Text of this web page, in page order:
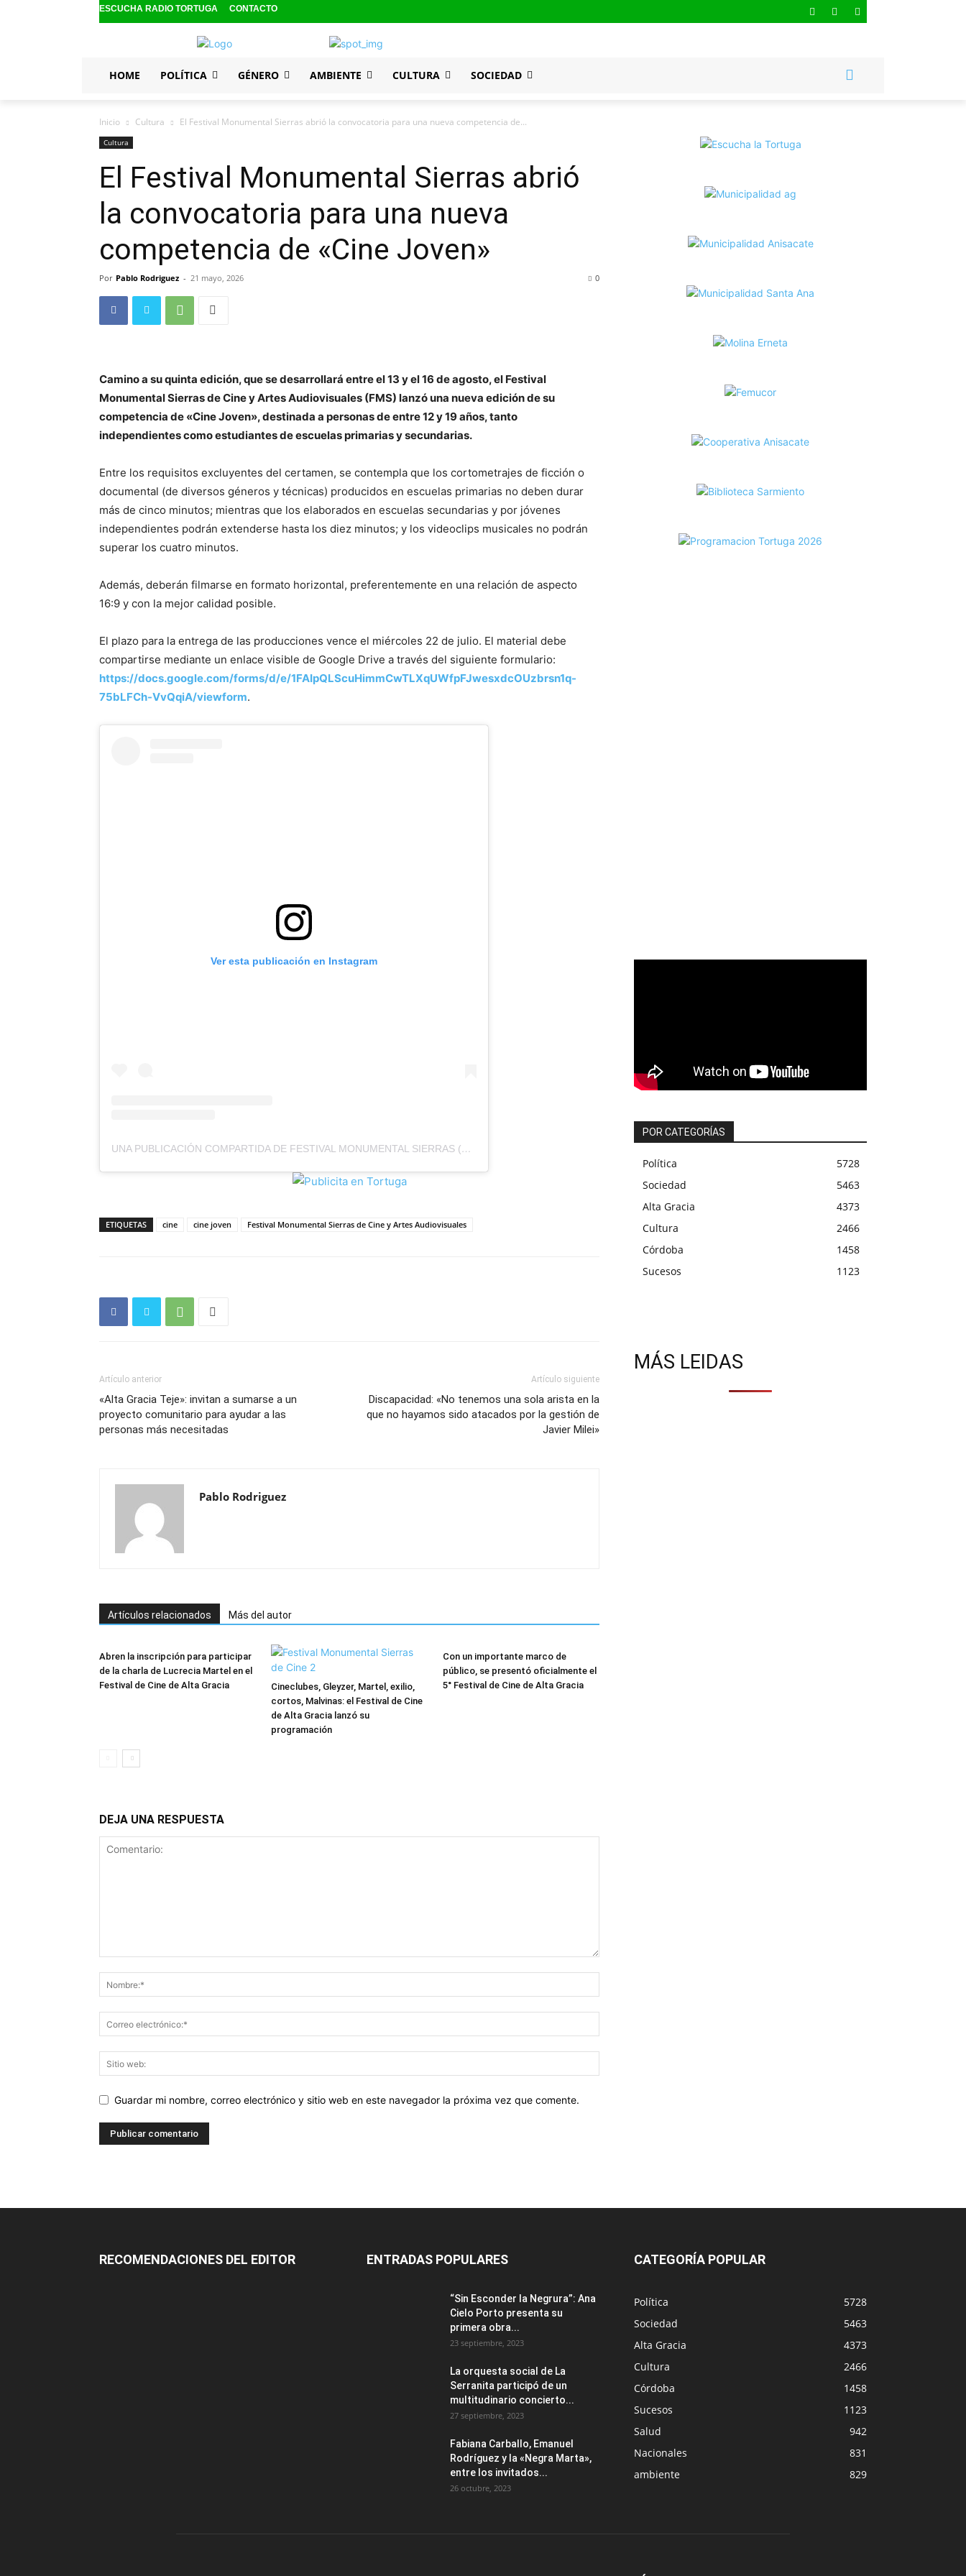
ESCUCHA RADIO TORTUGA CONTACTO
HOME POLÍTICA GÉNERO AMBIENTE CULTURA SOCIEDAD
Inicio Cultura El Festival Monumental Sierras abrió la convocatoria para una nueva competencia de...
Cultura
El Festival Monumental Sierras abrió
la convocatoria para una nueva
competencia de «Cine Joven»
Por Pablo Rodriguez - 21 mayo, 2026 0
Camino a su quinta edición, que se desarrollará entre el 13 y el 16 de agosto, el Festival
Monumental Sierras de Cine y Artes Audiovisuales (FMS) lanzó una nueva edición de su
competencia de «Cine Joven», destinada a personas de entre 12 y 19 años, tanto
independientes como estudiantes de escuelas primarias y secundarias.
Entre los requisitos excluyentes del certamen, se contempla que los cortometrajes de ficción o
documental (de diversos géneros y técnicas) producidos en escuelas primarias no deben durar
más de cinco minutos; mientras que los elaborados en escuelas secundarias y por jóvenes
independientes podrán extenderse hasta los diez minutos; y los videoclips musicales no podrán
superar los cuatro minutos.
Además, deberán filmarse en formato horizontal, preferentemente en una relación de aspecto
16:9 y con la mejor calidad posible.
El plazo para la entrega de las producciones vence el miércoles 22 de julio. El material debe
compartirse mediante un enlace visible de Google Drive a través del siguiente formulario:
https://docs.google.com/forms/d/e/1FAIpQLScuHimmCwTLXqUWfpFJwesxdcOUzbrsn1q-
75bLFCh-VvQqiA/viewform.
Ver esta publicación en Instagram
UNA PUBLICACIÓN COMPARTIDA DE FESTIVAL MONUMENTAL SIERRAS (@FESTIVALMONUMENTALSIERRAS.AG)
ETIQUETAS cine cine joven Festival Monumental Sierras de Cine y Artes Audiovisuales
Artículo anterior
«Alta Gracia Teje»: invitan a sumarse a un
proyecto comunitario para ayudar a las
personas más necesitadas
Artículo siguiente
Discapacidad: «No tenemos una sola arista en la
que no hayamos sido atacados por la gestión de
Javier Milei»
Pablo Rodriguez
Artículos relacionados Más del autor
Abren la inscripción para participar
de la charla de Lucrecia Martel en el
Festival de Cine de Alta Gracia
Cineclubes, Gleyzer, Martel, exilio,
cortos, Malvinas: el Festival de Cine
de Alta Gracia lanzó su
programación
Con un importante marco de
público, se presentó oficialmente el
5° Festival de Cine de Alta Gracia
DEJA UNA RESPUESTA
Guardar mi nombre, correo electrónico y sitio web en este navegador la próxima vez que comente.
POR CATEGORÍAS
Política
5728
Sociedad
5463
Alta Gracia
4373
Cultura
2466
Córdoba
1458
Sucesos
1123
MÁS LEIDAS
RECOMENDACIONES DEL EDITOR ENTRADAS POPULARES
“Sin Esconder la Negrura”: Ana
Cielo Porto presenta su
primera obra...
23 septiembre, 2023
La orquesta social de La
Serranita participó de un
multitudinario concierto...
27 septiembre, 2023
Fabiana Carballo, Emanuel
Rodríguez y la «Negra Marta»,
entre los invitados...
26 octubre, 2023
CATEGORÍA POPULAR
Política
5728
Sociedad
5463
Alta Gracia
4373
Cultura
2466
Córdoba
1458
Sucesos
1123
Salud
942
Nacionales
831
ambiente
829